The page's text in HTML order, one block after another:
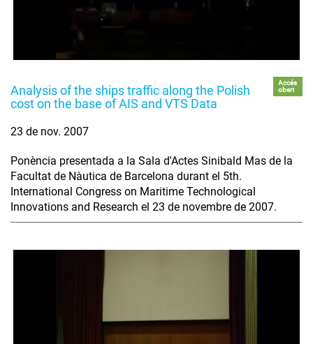
Analysis of the ships traffic along the Polish
cost on the base of AIS and VTS Data
Accés
obert
23 de nov. 2007
Ponència presentada a la Sala d'Actes Sinibald Mas de la
Facultat de Nàutica de Barcelona durant el 5th.
International Congress on Maritime Technological
Innovations and Research el 23 de novembre de 2007.